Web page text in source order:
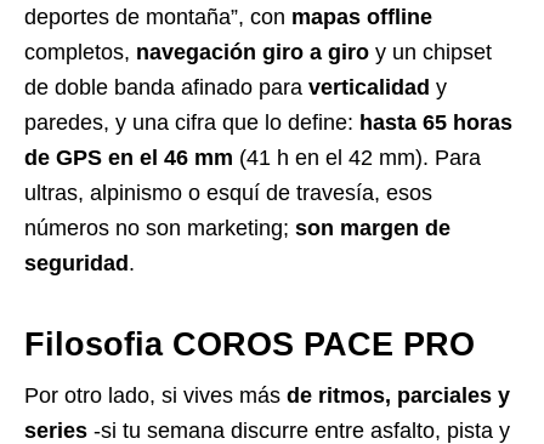
deportes de montaña”, con mapas offline
completos, navegación giro a giro y un chipset
de doble banda afinado para verticalidad y
paredes, y una cifra que lo define: hasta 65 horas
de GPS en el 46 mm (41 h en el 42 mm). Para
ultras, alpinismo o esquí de travesía, esos
números no son marketing; son margen de
seguridad .
Filosofia COROS PACE PRO
Por otro lado, si vives más de ritmos, parciales y
series -si tu semana discurre entre asfalto, pista y